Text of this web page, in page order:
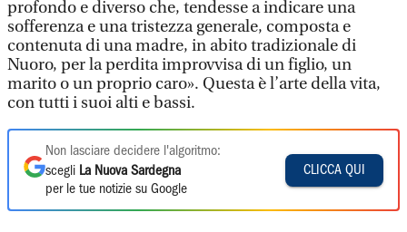
profondo e diverso che, tendesse a indicare una
sofferenza e una tristezza generale, composta e
contenuta di una madre, in abito tradizionale di
Nuoro, per la perdita improvvisa di un figlio, un
marito o un proprio caro». Questa è l’arte della vita,
con tutti i suoi alti e bassi.
Non lasciare decidere l'algoritmo:
scegli La Nuova Sardegna
per le tue notizie su Google
CLICCA QUI